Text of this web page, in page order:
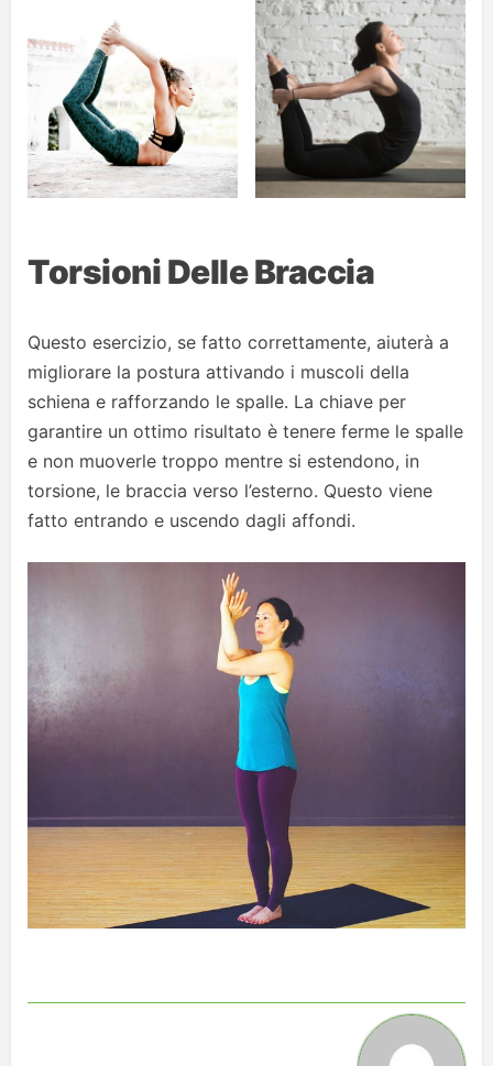
Torsioni Delle Braccia
Questo esercizio, se fatto correttamente, aiuterà a
migliorare la postura attivando i muscoli della
schiena e rafforzando le spalle. La chiave per
garantire un ottimo risultato è tenere ferme le spalle
e non muoverle troppo mentre si estendono, in
torsione, le braccia verso l’esterno. Questo viene
fatto entrando e uscendo dagli affondi.